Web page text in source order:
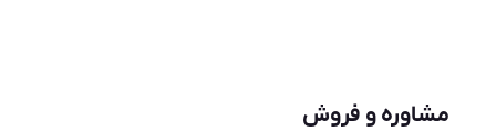
مشاوره و فروش